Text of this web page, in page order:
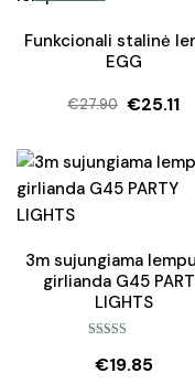
Funkcionali stalinė
EGG
€27.90
Original
was:
€27.90.
€25.11
Current
is:
€25.11.
3m sujungiama
girlianda G45
LIGHTS
5.00iš 5
€19.85